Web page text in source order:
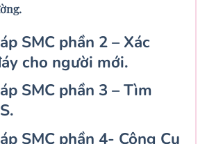
SMC phần 2 – Xác
cho người mới.
SMC phần 3 – Tìm
SMC phần 4- Công Cụ